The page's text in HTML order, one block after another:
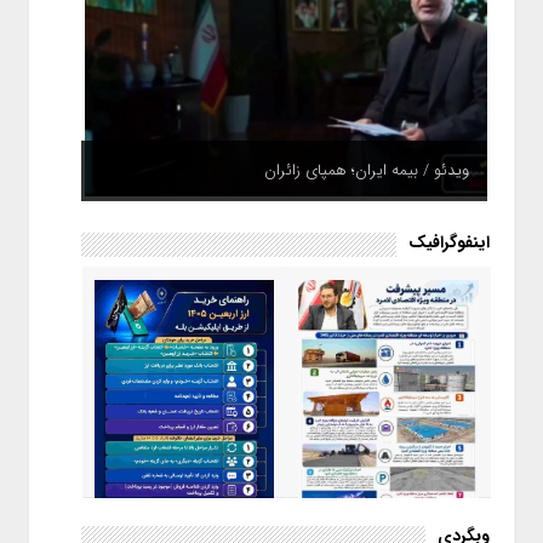
ویدئو / بیمه ایران؛ همپای زائران
اینفوگرافیک
اینفوگرافیک / راهنمای خرید ارز
وبگردی